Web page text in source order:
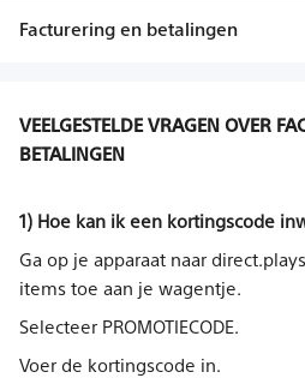
Facturering en betalingen
VEELGESTELDE VRAGEN OVER
BETALINGEN
1) Hoe kan ik een kortingscode
Ga op je apparaat naar
items toe aan je wagentje.
Selecteer PROMOTIECODE.
Voer de kortingscode in.